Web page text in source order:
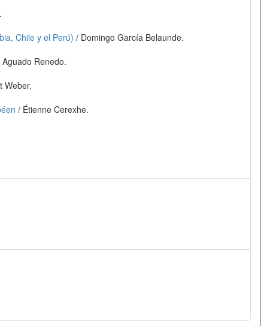
Chile y el Perú) / Domingo García Belaunde.
Renedo.
Weber.
/ Étienne Cerexhe.